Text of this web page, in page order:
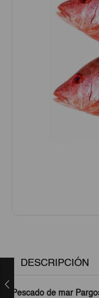
DESCRIPCIÓN
Pescado de mar